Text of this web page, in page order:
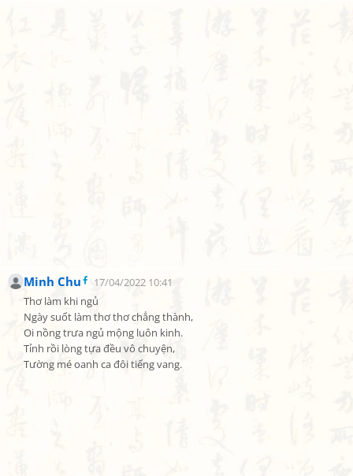
Minh Chu
17/04/2022 10:41
Thơ làm khi ngủ
Ngày suốt làm thơ thơ chẳng thành,
Oi nồng trưa ngủ mộng luôn kinh.
Tỉnh rồi lòng tựa đều vô chuyện,
Tường mé oanh ca đôi tiếng vang.